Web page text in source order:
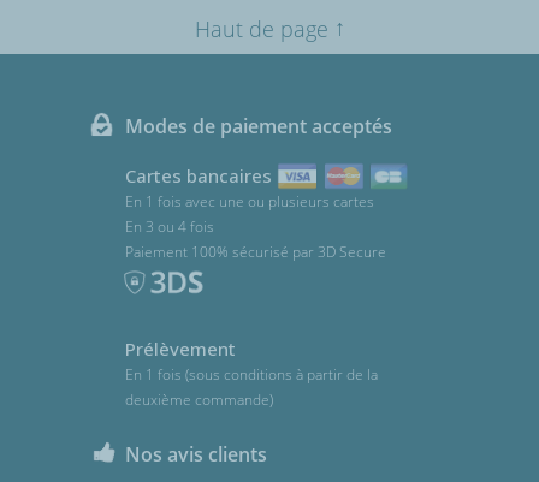
Haut de page ↑
Modes de paiement acceptés
Cartes bancaires
En 1 fois avec une ou plusieurs cartes
En 3 ou 4 fois
Paiement 100% sécurisé par 3D Secure
Prélèvement
En 1 fois (sous conditions à partir de la
deuxième commande)
Nos avis clients